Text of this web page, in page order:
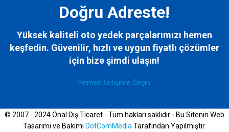
Doğru Adreste!
Yüksek kaliteli oto yedek parçalarımızı hemen
keşfedin. Güvenilir, hızlı ve uygun fiyatlı çözümler
için bizeşimdi ulaşın!
Hemen İletişime Geçin
© 2007 - 2024 Önal Dış Ticaret - Tüm hakları saklıdır - Bu Sitenin Web
Tasarımı ve Bakımı DotComMedia Tarafından Yapılmıştır.